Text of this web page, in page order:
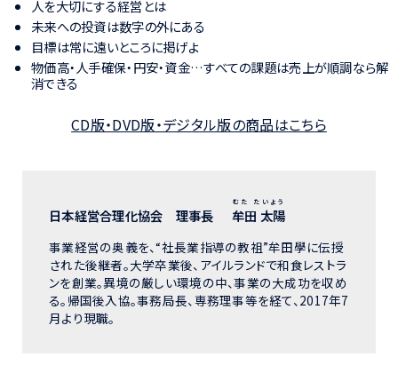
人を大切にする経営とは
未来への投資は数字の外にある
目標は常に遠いところに掲げよ
物価高・人手確保・円安・資金…すべての課題は売上が順調なら解
消できる
CD版・DVD版・デジタル版の商品はこちら
日本経営合理化協会 理事長 牟田 太陽
むた たいよう
事業経営の奥義を、“社長業指導の教祖”牟田學に伝授
された後継者。大学卒業後、アイルランドで和食レストラ
ンを創業。異境の厳しい環境の中、事業の大成功を収め
る。帰国後入協。事務局長、専務理事等を経て、2017年7
月より現職。